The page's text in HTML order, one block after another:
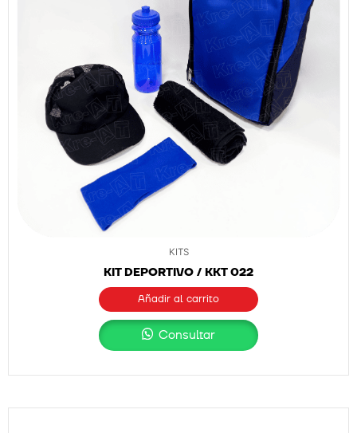
KITS
KIT DEPORTIVO / KKT 022
Añadir al carrito
Consultar